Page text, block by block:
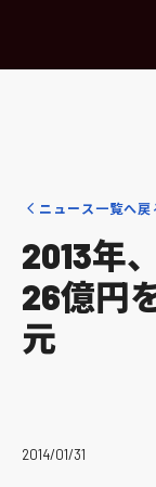
ニュース一覧へ戻
2013年
26億円
元
2014/01/31